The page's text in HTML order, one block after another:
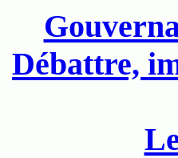
Débattre,